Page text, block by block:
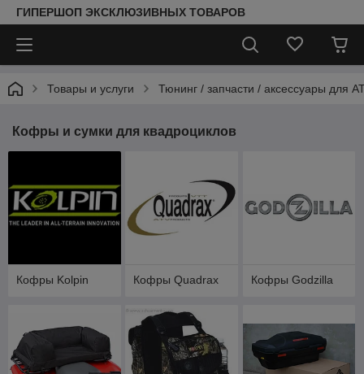
ГИПЕРШОП ЭКСКЛЮЗИВНЫХ ТОВАРОВ
Товары и услуги Тюнинг / запчасти / аксессуары для
Кофры и сумки для квадроциклов
Кофры Kolpin Кофры Quadrax Кофры Godzilla